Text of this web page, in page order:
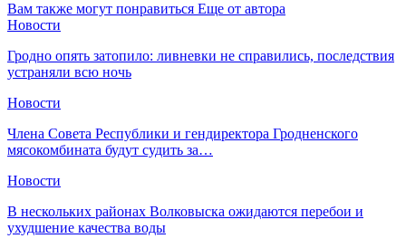
Вам также могут понравиться Еще от автора
Новости
Гродно опять затопило: ливневки не справились, последствия
устраняли всю ночь
Новости
Члена Совета Республики и гендиректора Гродненского
мясокомбината будут судить за…
Новости
В нескольких районах Волковыска ожидаются перебои и
ухудшение качества воды